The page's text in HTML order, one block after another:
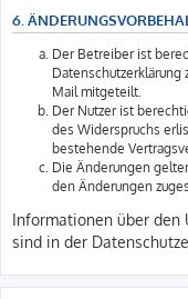
6.
Der Betreiber ist
Datenschutzerklärung
Mail mitgeteilt.
Der Nutzer ist
des Widerspruchs
bestehende
Die Änderungen
den Änderungen
Informationen über den
sind in der